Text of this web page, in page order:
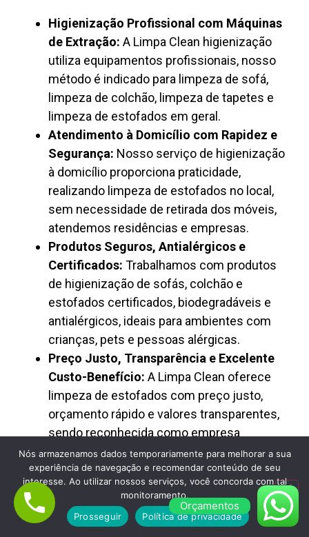
Higienização Profissional com Máquinas
de Extração: A Limpa Clean higienização
utiliza equipamentos profissionais, nosso
método é indicado para limpeza de sofá,
limpeza de colchão, limpeza de tapetes e
limpeza de estofados em geral.
Atendimento à Domicílio com Rapidez e
Segurança: Nosso serviço de higienização
à domicílio proporciona praticidade,
realizando limpeza de estofados no local,
sem necessidade de retirada dos móveis,
atendemos residências e empresas.
Produtos Seguros, Antialérgicos e
Certificados: Trabalhamos com produtos
de higienização de sofás, colchão e
estofados certificados, biodegradáveis e
antialérgicos, ideais para ambientes com
crianças, pets e pessoas alérgicas.
Preço Justo, Transparência e Excelente
Custo-Benefício: A Limpa Clean oferece
limpeza de estofados com preço justo,
orçamento rápido e valores transparentes,
sendo reconhecida como empresa
confiável de higienização profissional.
Orçamentos
Nós armazenamos dados temporariamente para melhorar a sua
experiência de navegação e recomendar conteúdo de seu
interesse. Ao utilizar nossos serviços, você concorda com tal
monitoramento.
Prosseguir
Política de privacidade